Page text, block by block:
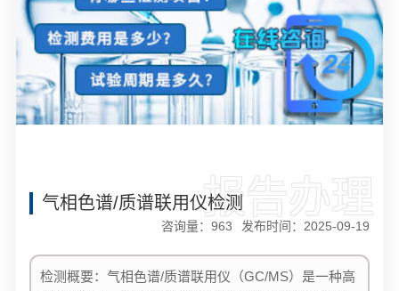
报告办理
气相色谱/质谱联用仪检测
发布时间：2025-09-19
咨询量：963
检测概要：气相色谱/质谱联用仪（GC/MS）是一种高